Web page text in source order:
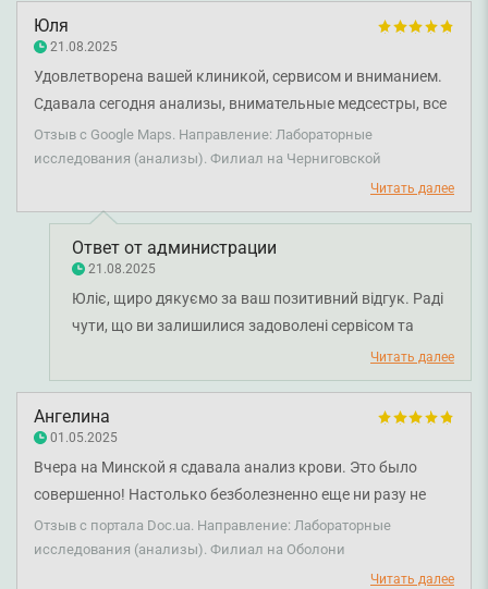
здачі аналізів. Бажаємо вам міцного здоров'я!
Юля
21.08.2025
Удовлетворена вашей клиникой, сервисом и вниманием.
Сдавала сегодня анализы, внимательные медсестры, все
сделали безболезненно и аккуратно. Спасибо.
Отзыв с Google Maps. Направление: Лабораторные
исследования (анализы). Филиал на Черниговской
Читать далее
Ответ от администрации
21.08.2025
Юліє, щиро дякуємо за ваш позитивний відгук. Раді
чути, що ви залишилися задоволені сервісом та
роботою наших медсестер. Дуже цінно, що
відзначили уважність і комфорт під час забору
Читать далее
Ангелина
01.05.2025
Вчера на Минской я сдавала анализ крови. Это было
совершенно! Настолько безболезненно еще ни разу не
было в моей жизни! И никакого следа не осталось. У меня
всегда остаются огромные страшные синяки! На этот раз
Отзыв с портала Doc.ua. Направление: Лабораторные
исследования (анализы). Филиал на Оболони
Читать далее